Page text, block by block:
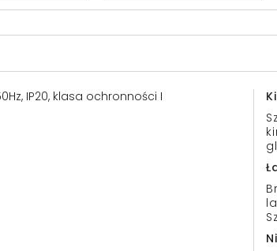
50Hz, IP20, klasa ochronności I